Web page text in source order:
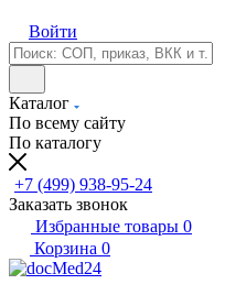
Войти
Каталог
По всему сайту
По каталогу
+7 (499) 938-95-24
Заказать звонок
Избранные товары 0
Корзина 0